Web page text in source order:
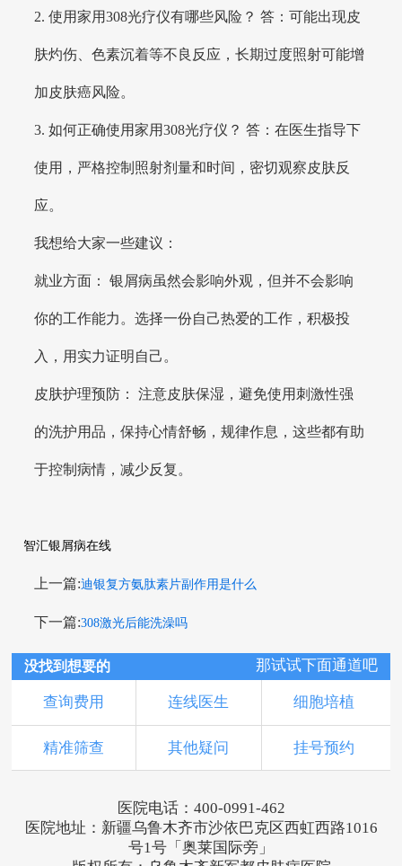
2. 使用家用308光疗仪有哪些风险？ 答：可能出现皮
肤灼伤、色素沉着等不良反应，长期过度照射可能增
加皮肤癌风险。
3. 如何正确使用家用308光疗仪？ 答：在医生指导下
使用，严格控制照射剂量和时间，密切观察皮肤反
应。
我想给大家一些建议：
就业方面： 银屑病虽然会影响外观，但并不会影响
你的工作能力。选择一份自己热爱的工作，积极投
入，用实力证明自己。
皮肤护理预防： 注意皮肤保湿，避免使用刺激性强
的洗护用品，保持心情舒畅，规律作息，这些都有助
于控制病情，减少反复。
智汇银屑病在线
上一篇:迪银复方氨肽素片副作用是什么
下一篇:308激光后能洗澡吗
没找到想要的 那试试下面通道吧
查询费用 连线医生 细胞培植
精准筛查 其他疑问 挂号预约
医院电话：400-0991-462
医院地址：新疆乌鲁木齐市沙依巴克区西虹西路1016
号1号「奥莱国际旁」